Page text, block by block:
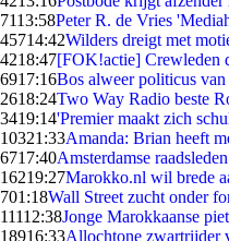
7113:58Peter R. de Vries
45714:42Wilders dreigt met
4218:47[FOK!actie] Crewleden
6917:16Bos alweer politicus van
2618:24Two Way Radio beste
3419:14'Premier maakt zich
10321:33Amanda: Brian heeft
6717:40Amsterdamse
16219:27Marokko.nl wil brede
701:18Wall Street zucht onder
11112:38Jonge Marokkaanse
18916:33Allochtone zwartrijder